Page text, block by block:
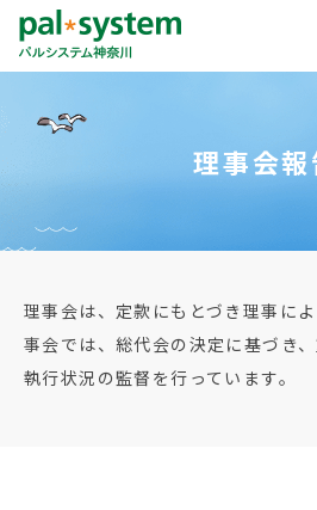
理事会報
理事会は、定款にもとづき理事に
事会では、総代会の決定に基づき
執行状況の監督を行っています。